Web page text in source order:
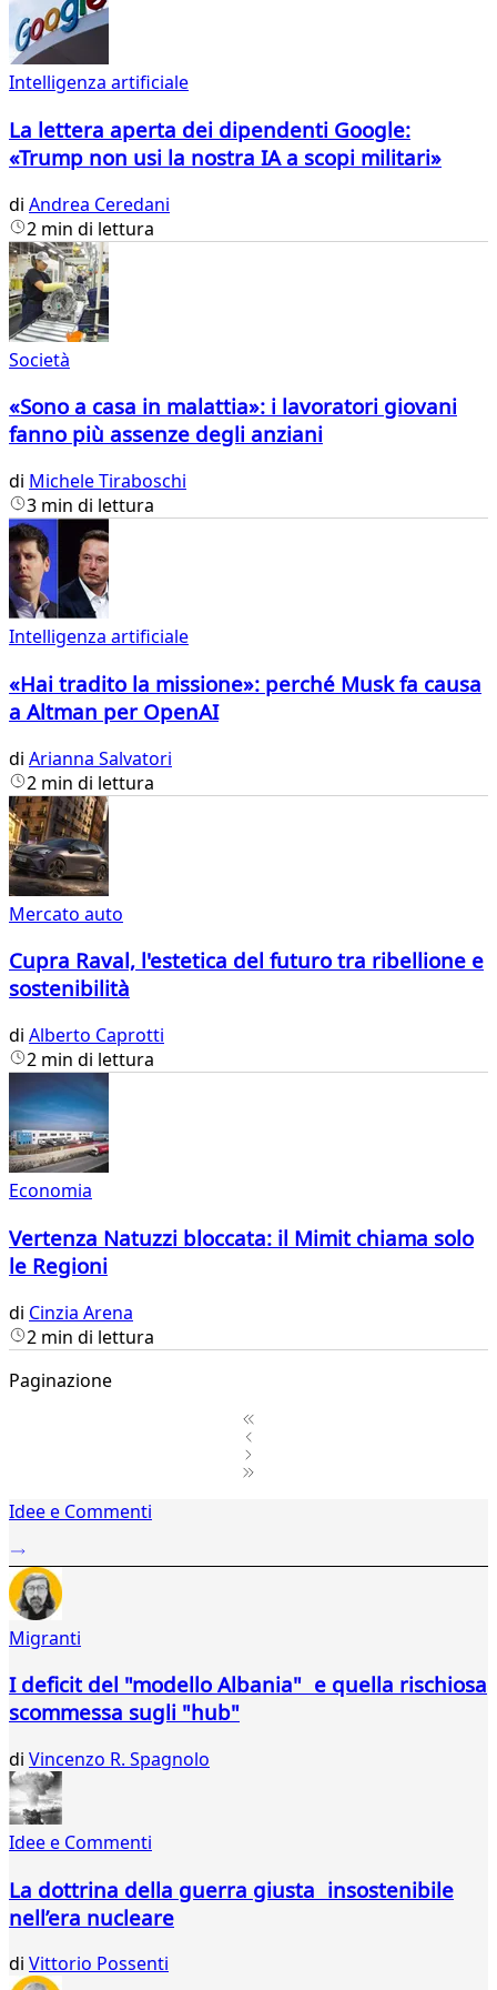
Intelligenza artificiale
La lettera aperta dei dipendenti Google:
«Trump non usi la nostra IA a scopi militari»
di Andrea Ceredani
2 min di lettura
Società
«Sono a casa in malattia»: i lavoratori giovani
fanno più assenze degli anziani
di Michele Tiraboschi
3 min di lettura
Intelligenza artificiale
«Hai tradito la missione»: perché Musk fa causa
a Altman per OpenAI
di Arianna Salvatori
2 min di lettura
Mercato auto
Cupra Raval, l'estetica del futuro tra ribellione e
sostenibilità
di Alberto Caprotti
2 min di lettura
Economia
Vertenza Natuzzi bloccata: il Mimit chiama solo
le Regioni
di Cinzia Arena
2 min di lettura
Paginazione
2Idee e Commenti
Migranti
I deficit del "modello Albania" e quella rischiosa
scommessa sugli "hub"
di Vincenzo R. Spagnolo
Idee e Commenti
La dottrina della guerra giusta insostenibile
nell’era nucleare
di Vittorio Possenti